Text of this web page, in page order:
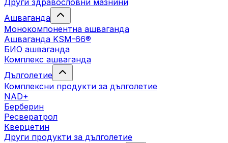
Други здравословни мазнини
Ашваганда
Монокомпонентна ашваганда
Ашваганда KSM-66®
БИО ашваганда
Комплекс ашваганда
Дълголетие
Комплексни продукти за дълголетие
NAD+
Берберин
Ресвератрол
Кверцетин
Други продукти за дълголетие